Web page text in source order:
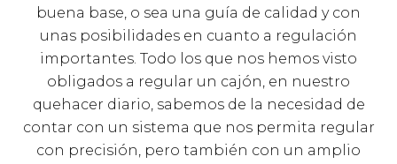
buena base, o sea una guía de calidad y con
unas posibilidades en cuanto a regulación
importantes. Todo los que nos hemos visto
obligados a regular un cajón, en nuestro
quehacer diario, sabemos de la necesidad de
contar con un sistema que nos permita regular
con precisión, pero también con un amplio